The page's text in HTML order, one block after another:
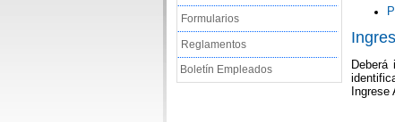
Formularios
Reglamentos
Boletín Empleados
Ingrese